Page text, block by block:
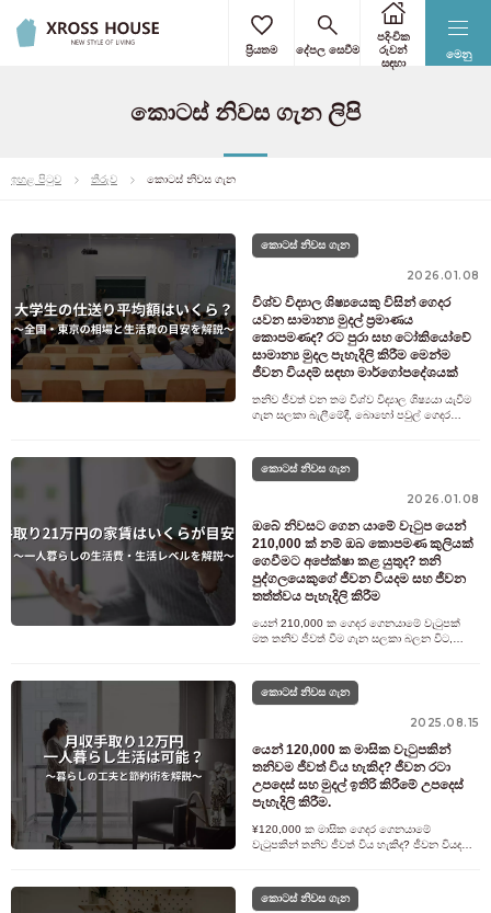
මෙනු
ප්‍රියතම දේපල සෙවීම
පදිංචික
රුවන්
සඳහා
කොටස් නිවස ගැන ලිපි
ඉහළ පිටුව තීරුව කොටස් නිවස ගැන
කොටස් නිවස ගැන
2026.01.08
විශ්ව විද්‍යාල ශිෂ්‍යයෙකු විසින් ගෙදර
යවන සාමාන්‍ය මුදල් ප්‍රමාණය
කොපමණද? රට පුරා සහ ටෝකියෝවේ
සාමාන්‍ය මුදල පැහැදිලි කිරීම මෙන්ම
ජීවන වියදම් සඳහා මාර්ගෝපදේශයක්
තනිව ජීවත් වන තම විශ්ව විද්‍යාල ශිෂ්‍යයා යැවීම
ගැන සලකා බැලීමේදී, බොහෝ පවුල් ගෙදර
කොටස් නිවස ගැන
2026.01.08
ඔබේ නිවසට ගෙන යාමේ වැටුප යෙන්
210,000 ක් නම් ඔබ කොපමණ කුලියක්
ගෙවීමට අපේක්ෂා කළ යුතුද? තනි
පුද්ගලයෙකුගේ ජීවන වියදම සහ ජීවන
තත්ත්වය පැහැදිලි කිරීම
යෙන් 210,000 ක ගෙදර ගෙනයාමේ වැටුපක්
මත තනිව ජීවත් වීම ගැන සලකා බලන විට,
&quot;
කොටස් නිවස ගැන
2025.08.15
යෙන් 120,000 ක මාසික වැටුපකින්
තනිවම ජීවත් විය හැකිද? ජීවන රටා
උපදෙස් සහ මුදල් ඉතිරි කිරීමේ උපදෙස්
පැහැදිලි කිරීම.
¥120,000 ක මාසික ගෙදර ගෙනයාමේ
වැටුපකින් තනිව ජීවත් විය හැකිද? ජීවන වියදම්,
කොටස් නිවස ගැන